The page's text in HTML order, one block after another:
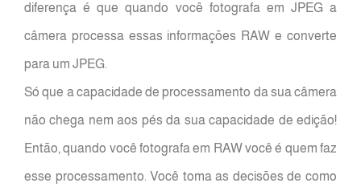
diferença é que quando você fotografa em JPEG a
câmera processa essas informações RAW e converte
para um JPEG.
Só que a capacidade de processamento da sua câmera
não chega nem aos pés da sua capacidade de edição!
Então, quando você fotografa em RAW você é quem faz
esse processamento. Você toma as decisões de como